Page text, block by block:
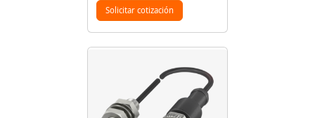
Solicitar cotización